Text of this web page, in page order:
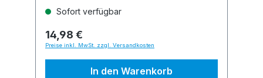
Sofort verfügbar
14,98 €
Preise inkl. MwSt. zzgl. Versandkosten
In den Warenkorb